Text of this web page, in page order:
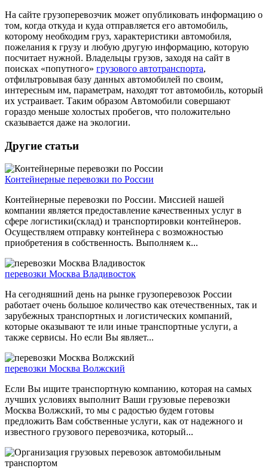
На сайте грузоперевозчик может опубликовать информацию о
том, когда откуда и куда отправляется его автомобиль,
которому необходим груз, характеристики автомобиля,
пожелания к грузу и любую другую информацию, которую
посчитает нужной. Владельцы грузов, заходя на сайт в
поисках «попутного» грузового автотранспорта,
отфильтровывая базу данных автомобилей по своим,
интересным им, параметрам, находят тот автомобиль, который
их устраивает. Таким образом Автомобили совершают
гораздо меньше холостых пробегов, что положительно
сказывается даже на экологии.
Другие статьи
Контейнерные перевозки по России
Контейнерные перевозки по России. Миссией нашей
компании является предоставление качественных услуг в
сфере логистики(склад) и транспортировки контейнеров.
Осуществляем отправку контейнера с возможностью
приобретения в собственность. Выполняем к...
перевозки Москва Владивосток
На сегодняшний день на рынке грузоперевозок России
работает очень большое количество как отечественных, так и
зарубежных транспортных и логистических компаний,
которые оказывают те или иные транспортные услуги, а
также сервисы. Но если Вы являет...
перевозки Москва Волжский
Если Вы ищите транспортную компанию, которая на самых
лучших условиях выполнит Ваши грузовые перевозки
Москва Волжский, то мы с радостью будем готовы
предложить Вам собственные услуги, как от надежного и
известного грузового перевозчика, который...